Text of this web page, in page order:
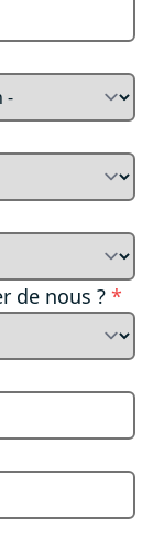
de nous ? *